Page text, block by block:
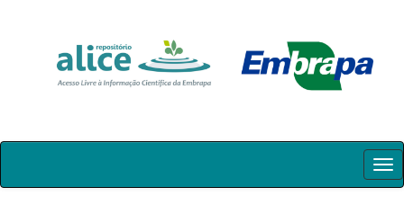
Skip